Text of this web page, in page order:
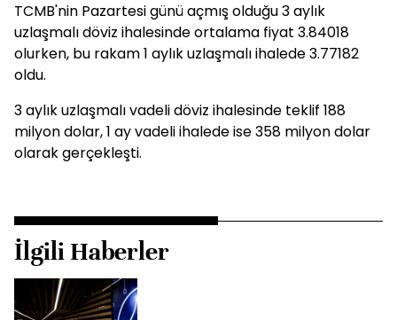
TCMB'nin Pazartesi günü açmış olduğu 3 aylık
uzlaşmalı döviz ihalesinde ortalama fiyat 3.84018
olurken, bu rakam 1 aylık uzlaşmalı ihalede 3.77182
oldu.
3 aylık uzlaşmalı vadeli döviz ihalesinde teklif 188
milyon dolar, 1 ay vadeli ihalede ise 358 milyon dolar
olarak gerçekleşti.
İlgili Haberler